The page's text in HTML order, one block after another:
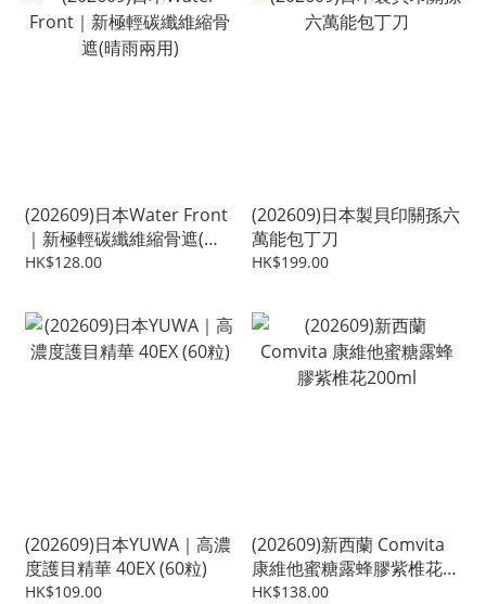
(202609)日本Water Front
｜新極輕碳纖維縮骨遮(晴
雨兩用)
HK$128.00
(202609)日本製貝印關孫六
萬能包丁刀
HK$199.00
(202609)日本YUWA｜高濃
度護目精華 40EX (60粒)
HK$109.00
(202609)新西蘭 Comvita
康維他蜜糖露蜂膠紫椎花
200ml
HK$138.00